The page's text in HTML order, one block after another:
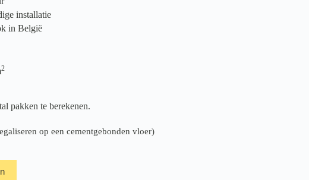
installatie
in België
2
pakken te berekenen.
op een cementgebonden vloer)